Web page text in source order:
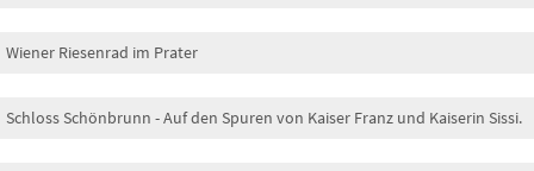
Wiener Riesenrad im Prater
Schloss Schönbrunn - Auf den Spuren von Kaiser Franz und Kaiserin Sissi.